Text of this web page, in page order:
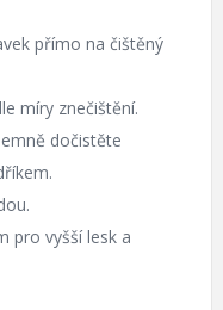
přímo na čištěný
míry znečištění.
dočistěte
pro vyšší lesk a